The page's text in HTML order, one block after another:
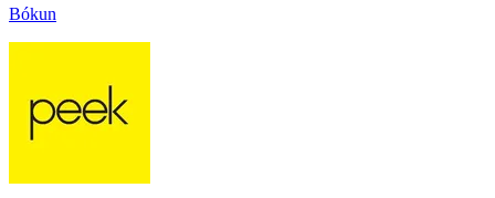
Bókun